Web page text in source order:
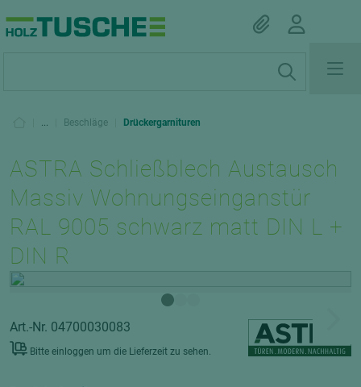
... Beschläge Drückergarnituren
ASTRA Schließblech Austausch
Massiv Wohnungseinganstür
RAL 9005 schwarz matt DIN L +
DIN R
Art.-Nr. 04700030083
Bitte einloggen um die Lieferzeit zu sehen.